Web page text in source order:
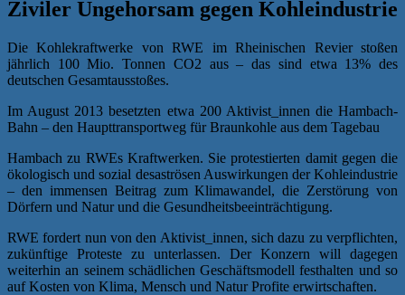
Ziviler Ungehorsam gegen Kohleindustrie
Die Kohlekraftwerke von RWE im Rheinischen Revier stoßen
jährlich 100 Mio. Tonnen CO2 aus – das sind etwa 13% des
deutschen Gesamtausstoßes.
Im August 2013 besetzten etwa 200 Aktivist_innen die Hambach-
Bahn – den Haupttransportweg für Braunkohle aus dem Tagebau
Hambach zu RWEs Kraftwerken. Sie protestierten damit gegen die
ökologisch und sozial desaströsen Auswirkungen der Kohleindustrie
– den immensen Beitrag zum Klimawandel, die Zerstörung von
Dörfern und Natur und die Gesundheitsbeeinträchtigung.
RWE fordert nun von den Aktivist_innen, sich dazu zu verpflichten,
zukünftige Proteste zu unterlassen. Der Konzern will dagegen
weiterhin an seinem schädlichen Geschäftsmodell festhalten und so
auf Kosten von Klima, Mensch und Natur Profite erwirtschaften.